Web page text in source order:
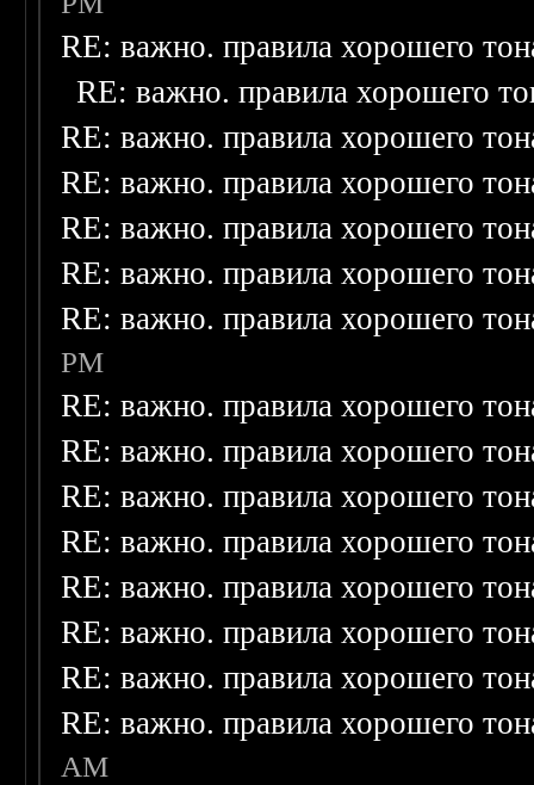
RE: важно. правила хорошего
RE: важно. правила хорошего
RE: важно. правила хорошего
RE: важно. правила хорошего
RE: важно. правила хорошего
RE: важно. правила хорошего
RE: важно. правила хорошего
PM
RE: важно. правила хорошего
RE: важно. правила хорошего
RE: важно. правила хорошего
RE: важно. правила хорошего
RE: важно. правила хорошего
RE: важно. правила хорошего
RE: важно. правила хорошего
RE: важно. правила хорошего
AM